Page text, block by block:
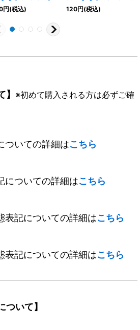
》
円(税込)
《青》
120円(税込)
※初めて購入される方は必ずご確
ついての詳細はこちら
についての詳細はこちら
記についての詳細はこちら
記についての詳細はこちら
ついて】